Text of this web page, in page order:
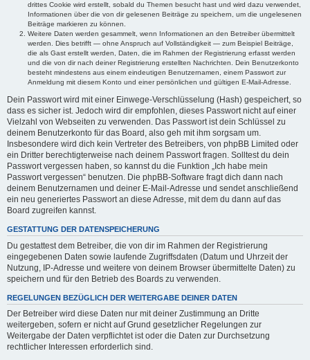
drittes Cookie wird erstellt, sobald du Themen besucht hast und wird dazu verwendet,
Informationen über die von dir gelesenen Beiträge zu speichern, um die ungelesenen
Beiträge markieren zu können.
Weitere Daten werden gesammelt, wenn Informationen an den Betreiber übermittelt
werden. Dies betrifft — ohne Anspruch auf Vollständigkeit — zum Beispiel Beiträge,
die als Gast erstellt werden, Daten, die im Rahmen der Registrierung erfasst werden
und die von dir nach deiner Registrierung erstellten Nachrichten. Dein Benutzerkonto
besteht mindestens aus einem eindeutigen Benutzernamen, einem Passwort zur
Anmeldung mit diesem Konto und einer persönlichen und gültigen E-Mail-Adresse.
Dein Passwort wird mit einer Einwege-Verschlüsselung (Hash) gespeichert, so
dass es sicher ist. Jedoch wird dir empfohlen, dieses Passwort nicht auf einer
Vielzahl von Webseiten zu verwenden. Das Passwort ist dein Schlüssel zu
deinem Benutzerkonto für das Board, also geh mit ihm sorgsam um.
Insbesondere wird dich kein Vertreter des Betreibers, von phpBB Limited oder
ein Dritter berechtigterweise nach deinem Passwort fragen. Solltest du dein
Passwort vergessen haben, so kannst du die Funktion „Ich habe mein
Passwort vergessen“ benutzen. Die phpBB-Software fragt dich dann nach
deinem Benutzernamen und deiner E-Mail-Adresse und sendet anschließend
ein neu generiertes Passwort an diese Adresse, mit dem du dann auf das
Board zugreifen kannst.
GESTATTUNG DER DATENSPEICHERUNG
Du gestattest dem Betreiber, die von dir im Rahmen der Registrierung
eingegebenen Daten sowie laufende Zugriffsdaten (Datum und Uhrzeit der
Nutzung, IP-Adresse und weitere von deinem Browser übermittelte Daten) zu
speichern und für den Betrieb des Boards zu verwenden.
REGELUNGEN BEZÜGLICH DER WEITERGABE DEINER DATEN
Der Betreiber wird diese Daten nur mit deiner Zustimmung an Dritte
weitergeben, sofern er nicht auf Grund gesetzlicher Regelungen zur
Weitergabe der Daten verpflichtet ist oder die Daten zur Durchsetzung
rechtlicher Interessen erforderlich sind.